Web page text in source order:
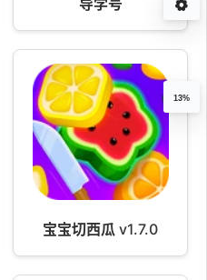
宝宝切西瓜 v1.7.0
13%